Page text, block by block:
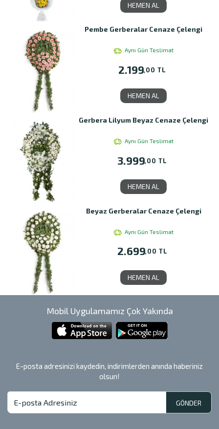
HEMEN AL
Pembe Gerberalar Cenaze Çelengi
Aynı Gün Teslimat
2.199,00 TL
HEMEN AL
Gerbera Lilyum Beyaz Cenaze Çelengi
Aynı Gün Teslimat
3.999,00 TL
HEMEN AL
Beyaz Gerberalar Cenaze Çelengi
Aynı Gün Teslimat
2.699,00 TL
HEMEN AL
Mobil Uygulamamız Çok Yakında
E-posta adresinizi kaydedin, indirimlerden anında haberiniz
olsun!
GÖNDER